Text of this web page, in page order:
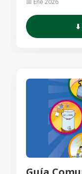
📅 Ene 2026
⬇